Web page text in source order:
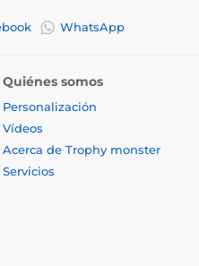
WhatsApp
Quiénes somos
Personalización
Vídeos
Acerca de Trophy monster
Servicios